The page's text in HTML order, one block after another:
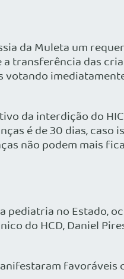
da Muleta um
transferência das
da interdição do
é de 30 dias,
não podem mais
no Estado,
do HCD, Daniel
favoráveis